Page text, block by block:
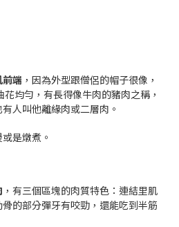
端 ， 因為外型跟僧侶的帽子很像，
花均勻，有長得像牛肉的豬肉之稱，
人叫他離緣肉或二層肉。
是燉煮。
，有三個區塊的肉質特色：連結里肌
的部分彈牙有咬勁，還能吃到半筋